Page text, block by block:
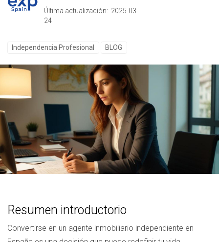
Última actualización: 2025-03-
24
Independencia Profesional BLOG
Resumen introductorio
Convertirse en un agente inmobiliario independiente en